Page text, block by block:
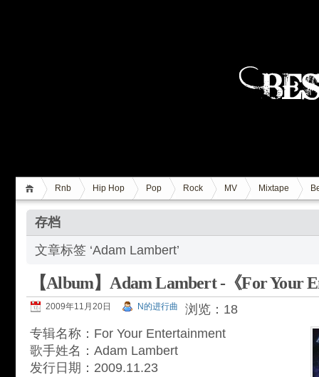
Rnb Hip Hop Pop Rock MV Mixtape
存档
文章标签 ‘Adam Lambert’
【Album】Adam Lambert -《For Your
2009年11月20日 N的进行曲
浏览：18
专辑名称：For Your Entertainment
歌手姓名：Adam Lambert
发行日期：2009.11.23